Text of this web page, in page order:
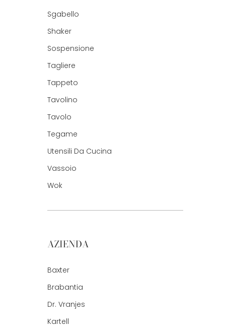
Sgabello
Shaker
Sospensione
Tagliere
Tappeto
Tavolino
Tavolo
Tegame
Utensili Da Cucina
Vassoio
Wok
AZIENDA
Baxter
Brabantia
Dr. Vranjes
Kartell